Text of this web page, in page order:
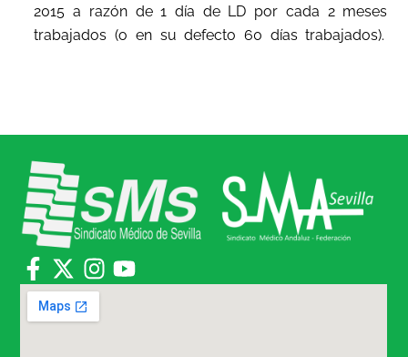
2015 a razón de 1 día de LD por cada 2 meses
trabajados (o en su defecto 60 días trabajados).